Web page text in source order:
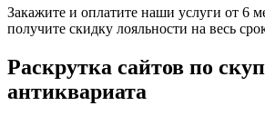
Закажите и оплатите наши услуги от 6
получите скидку лояльности на весь
Раскрутка сайтов по
антиквариата